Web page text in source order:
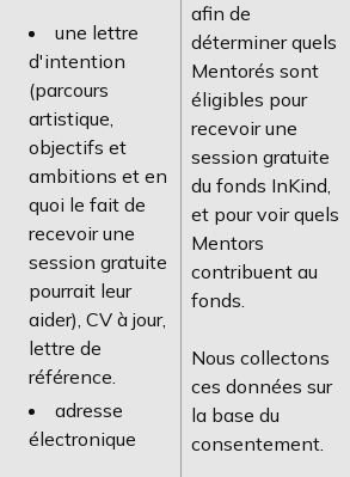
une lettre
d'intention
(parcours
artistique,
objectifs et
ambitions et en
quoi le fait de
recevoir une
session gratuite
pourrait leur
aider), CV à jour,
lettre de
référence.
adresse
électronique
afin de
déterminer quels
Mentorés sont
éligibles pour
recevoir une
session gratuite
du fonds InKind,
et pour voir quels
Mentors
contribuent au
fonds.
Nous collectons
ces données sur
la base du
consentement.